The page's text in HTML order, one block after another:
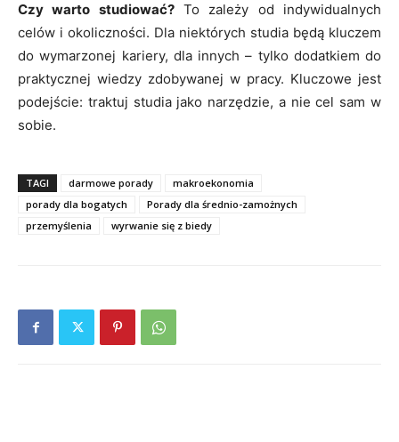
Czy warto studiować?To zależy od indywidualnych
celów i okoliczności. Dla niektórych studia będą kluczem
do wymarzonej kariery, dla innych – tylko dodatkiem do
praktycznej wiedzy zdobywanej w pracy. Kluczowe jest
podejście: traktuj studia jako narzędzie, a nie cel sam w
sobie.
TAGI darmowe porady
makroekonomia
porady dla bogatych
Porady dla średnio-zamożnych
przemyślenia
wyrwanie się z biedy